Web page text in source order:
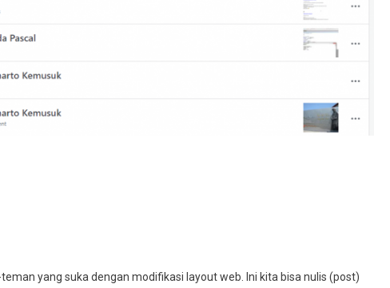
yang suka dengan modifikasi layout web. Ini kita bisa nulis (post)